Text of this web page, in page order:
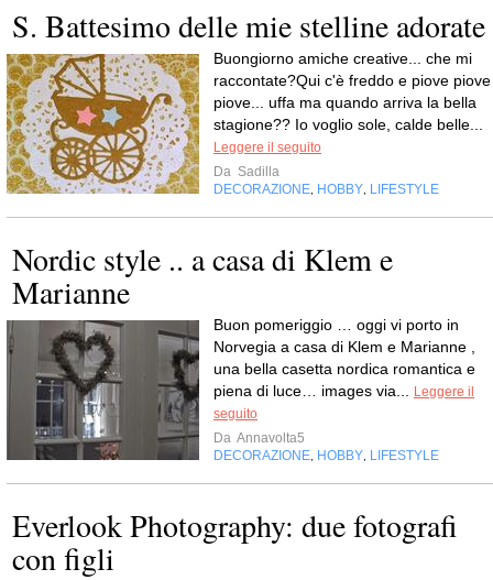
S. Battesimo delle mie stelline adorate
Buongiorno amiche creative... che mi
raccontate?Qui c'è freddo e piove piove
piove... uffa ma quando arriva la bella
stagione?? Io voglio sole, calde belle...
Leggere il seguito
Da Sadilla
DECORAZIONE HOBBY LIFESTYLE
Nordic style .. a casa di Klem e
Marianne
Buon pomeriggio … oggi vi porto in
Norvegia a casa di Klem e Marianne ,
una bella casetta nordica romantica e
piena di luce… images via...
Leggere il
seguito
Da Annavolta5
DECORAZIONE HOBBY LIFESTYLE
Everlook Photography: due fotografi
con figli